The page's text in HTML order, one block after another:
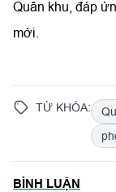
Quân khu, đáp
mới.
TỪ KHÓA:
BÌNH LUẬN